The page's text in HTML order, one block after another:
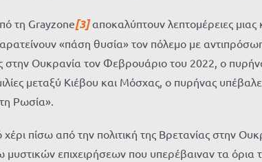
τη Grayzone[3]αποκαλύπτουν λεπτομέρειες
«πάση θυσία» τον πόλεμο με
Ουκρανία τον Φεβρουάριο του 2022, ο
μεταξύ Κιέβου και Μόσχας, ο πυρήνας
Ρωσία».
πίσω από την πολιτική της Βρετανίας στην
επιχειρήσεων που υπερέβαιναν τα όρια